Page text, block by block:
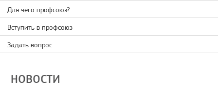
Для чего профсоюз?
Вступить в профсоюз
Задать вопрос
НОВОСТИ